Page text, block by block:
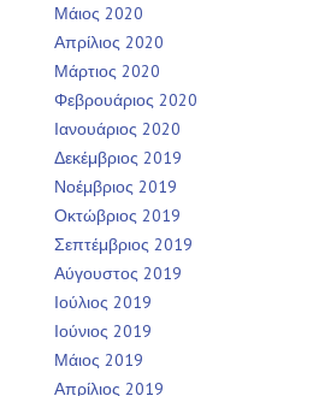
Μάιος 2020
Απρίλιος 2020
Μάρτιος 2020
Φεβρουάριος 2020
Ιανουάριος 2020
Δεκέμβριος 2019
Νοέμβριος 2019
Οκτώβριος 2019
Σεπτέμβριος 2019
Αύγουστος 2019
Ιούλιος 2019
Ιούνιος 2019
Μάιος 2019
Απρίλιος 2019